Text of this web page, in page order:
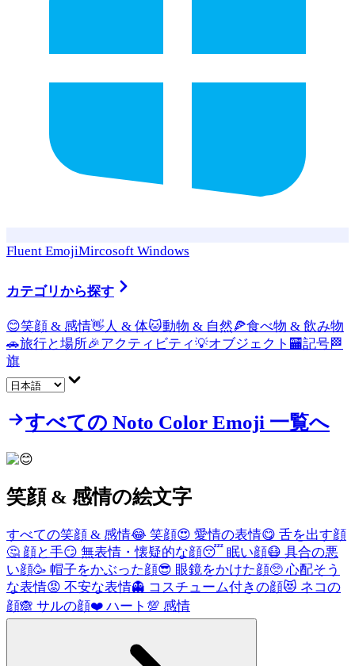
Fluent EmojiMircosoft Windows
カテゴリから探す
😊笑顔 & 感情👋 人 & 体🐱動物 & 自然🍕食べ物 & 飲み物
🚗旅行と場所🎉アクティビティ💡オブジェクト 🏧記号🏁
旗
すべての Noto Color Emoji 一覧へ
笑顔 & 感情の絵文字
すべての笑顔 & 感情😂 笑顔😍 愛情の表情😋 舌を出す顔
🤔 顔と手😏 無表情・懐疑的な顔😴 眠い顔😷 具合の悪
い顔🥳 帽子をかぶった顔😎 眼鏡をかけた顔🥺 心配そう
な表情😡 不安な表情👻 コスチューム付きの顔😻 ネコの
顔🙈 サルの顔❤️ ハート 💯 感情